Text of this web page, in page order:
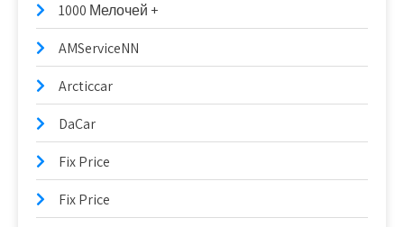
1000 Мелочей +
AMServiceNN
Arcticcar
DaCar
Fix Price
Fix Price